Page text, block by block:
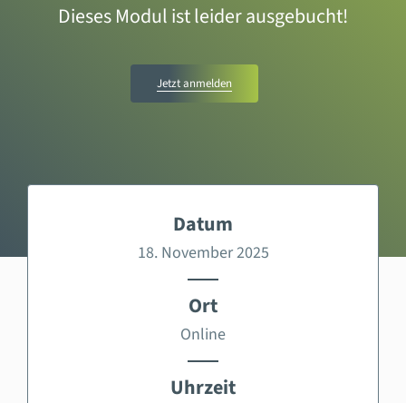
Dieses Modul ist leider ausgebucht!
Jetzt anmelden
Datum
18. November 2025
Ort
Online
Uhrzeit